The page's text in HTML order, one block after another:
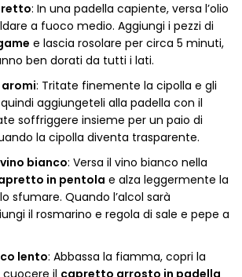
: In una padella capiente, versa l’olio
a fuoco medio. Aggiungi i pezzi di
e lascia rosolare per circa 5 minuti,
ben dorati da tutti i lati.
: Tritate finemente la cipolla e gli
aggiungeteli alla padella con il
soffriggere insieme per un paio di
la cipolla diventa trasparente.
bianco: Versa il vino bianco nella
in pentola e alza leggermente la
sfumare. Quando l’alcol sarà
il rosmarino e regola di sale e pepe a
lento: Abbassa la fiamma, copri la